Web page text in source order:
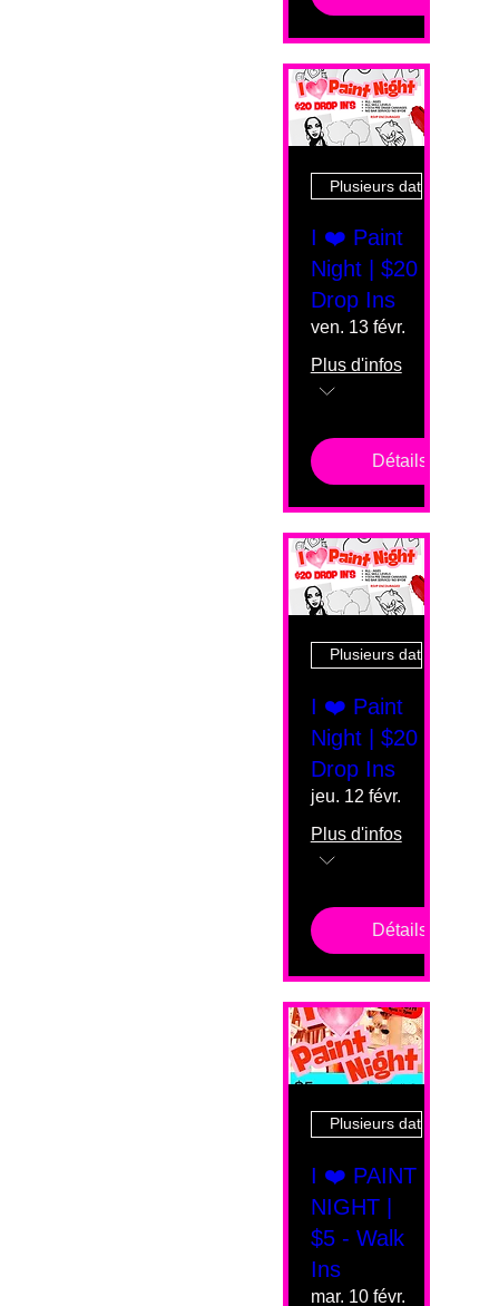
Plusieurs dates
I ❤️ Paint
Night | $20
Drop Ins
ven. 13 févr.
Plus d'infos
Détails
Plusieurs dates
I ❤️ Paint
Night | $20
Drop Ins
jeu. 12 févr.
Plus d'infos
Détails
Plusieurs dates
I ❤️ PAINT
NIGHT |
$5 - Walk
Ins
mar. 10 févr.